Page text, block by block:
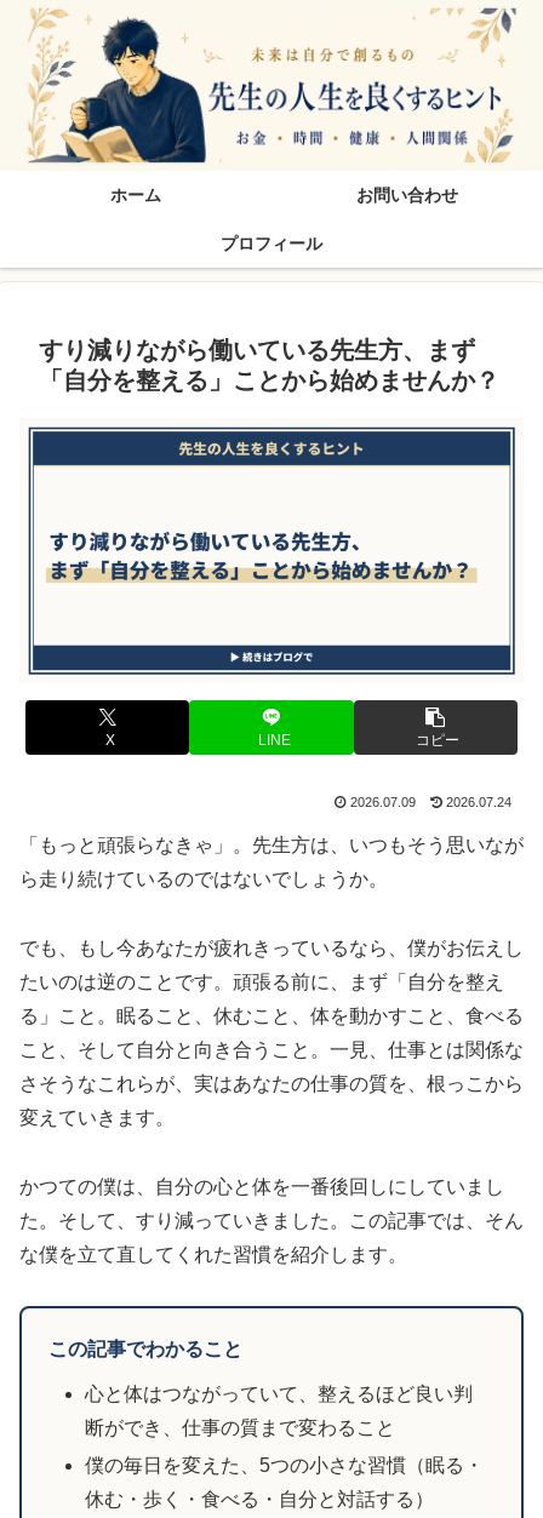
先生の人生を良くするヒン
ホーム お問い合わせ
プロフィール
すり減りながら働いている先生方、まず
「自分を整える」ことから始めませんか？
X LINE コピー
2026.07.09 2026.07.24
「もっと頑張らなきゃ」。先生方は、いつもそう思いなが
ら走り続けているのではないでしょうか。
でも、もし今あなたが疲れきっているなら、僕がお伝えし
たいのは逆のことです。頑張る前に、まず「自分を整え
る」こと。眠ること、休むこと、体を動かすこと、食べる
こと、そして自分と向き合うこと。一見、仕事とは関係な
さそうなこれらが、実はあなたの仕事の質を、根っこから
変えていきます。
かつての僕は、自分の心と体を一番後回しにしていまし
た。そして、すり減っていきました。この記事では、そん
な僕を立て直してくれた習慣を紹介します。
この記事でわかること
心と体はつながっていて、整えるほど良い判
断ができ、仕事の質まで変わること
僕の毎日を変えた、5つの小さな習慣（眠る・
休む・歩く・食べる・自分と対話する）